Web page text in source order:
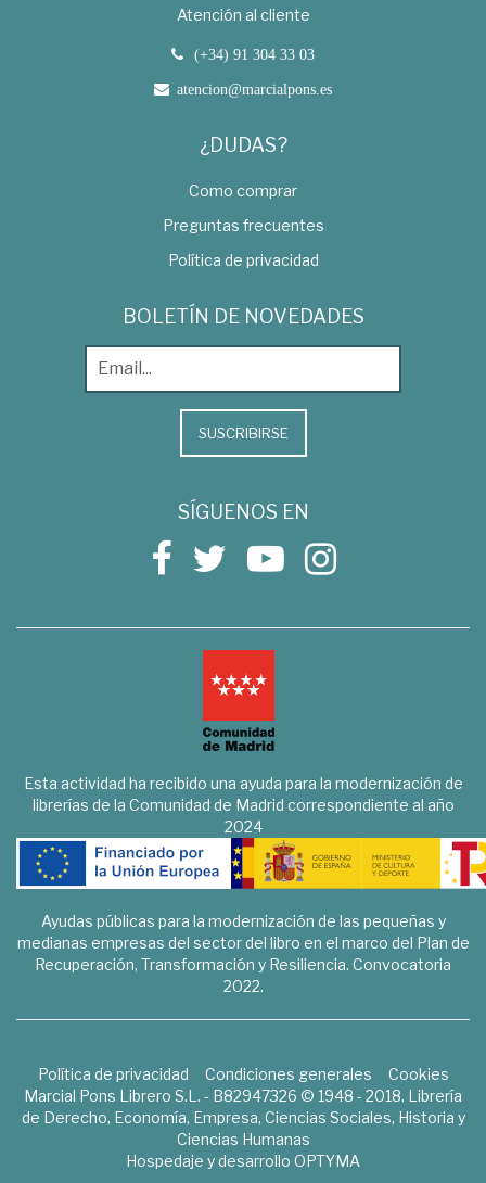
Atención al cliente
(+34) 91 304 33 03
atencion@marcialpons.es
¿DUDAS?
Como comprar
Preguntas frecuentes
Política de privacidad
BOLETÍN DE NOVEDADES
SUSCRIBIRSE
SÍGUENOS EN
Esta actividad ha recibido una ayuda para la modernización de
librerías de la Comunidad de Madrid correspondiente al año
2024
Ayudas públicas para la modernización de las pequeñas y
medianas empresas del sector del libro en el marco del Plan de
Recuperación, Transformación y Resiliencia. Convocatoria
2022.
Política de privacidad Condiciones generales
Cookies
Marcial Pons Librero S.L. - B82947326 © 1948 - 2018. Librería
de Derecho, Economía, Empresa, Ciencias Sociales, Historia y
Ciencias Humanas
Hospedaje y desarrollo OPTYMA